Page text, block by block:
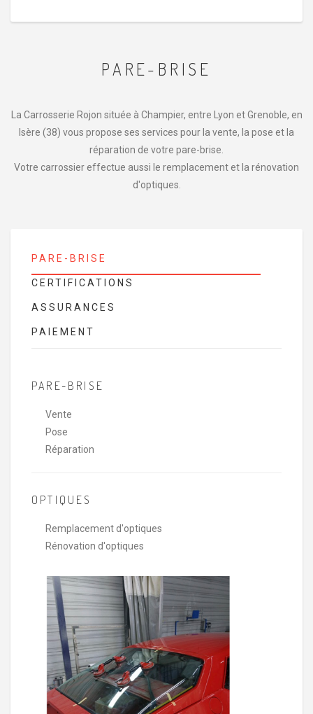
PARE-BRISE
La Carrosserie Rojon située à Champier, entre Lyon et Grenoble, en
Isère (38) vous propose ses services pour la vente, la pose et la
réparation de votre pare-brise.
Votre carrossier effectue aussi le remplacement et la rénovation
d'optiques.
PARE-BRISE
CERTIFICATIONS
ASSURANCES
PAIEMENT
PARE-BRISE
Vente
Pose
Réparation
OPTIQUES
Remplacement d'optiques
Rénovation d'optiques